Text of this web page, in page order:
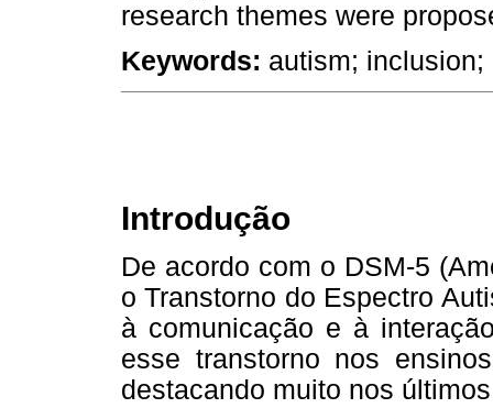
research themes were
Keywords: autism;
Introdução
De acordo com o DSM-5
o Transtorno do Espectro
à comunicação e à
esse transtorno nos
destacando muito nos